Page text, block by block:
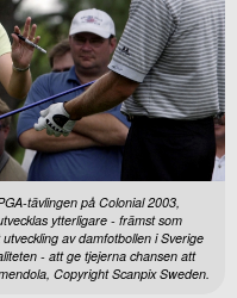
tävlingen på Colonial 2003,
ytterligare - främst som
av damfotbollen i Sverige
- att ge tjejerna chansen att
Copyright Scanpix Sweden.